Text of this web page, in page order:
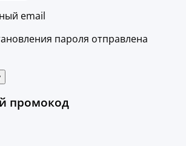
email
пароля отправлена
промокод